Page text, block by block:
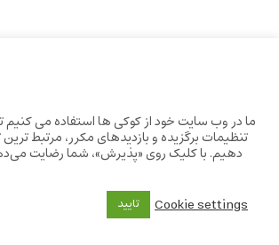
ما در وب سایت خود از کوکی ها استفاده می کنیم
تنظیمات برگزیده و بازدیدهای مکرر، مرتبط ترین
دهیم. با کلیک روی «پذیرش»، شما رضایت
Cookie settings
تایید